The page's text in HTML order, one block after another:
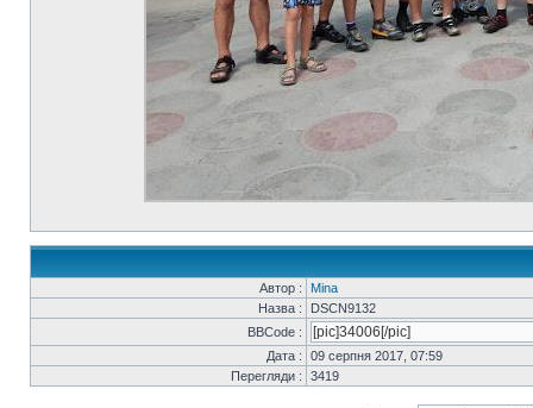
Автор :
Mina
Назва :
DSCN9132
BBCode :
Дата :
09 серпня 2017, 07:59
Перегляди :
3419